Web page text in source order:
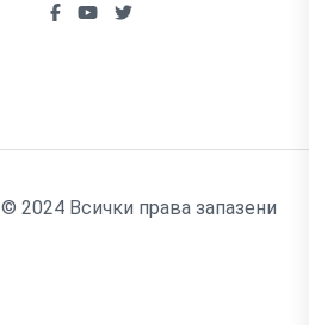
© 2024 Всички права запазени